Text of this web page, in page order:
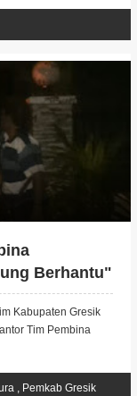
Berhantu"
Kabupaten Gresik
Tim Pembina
, Pemkab Gresik